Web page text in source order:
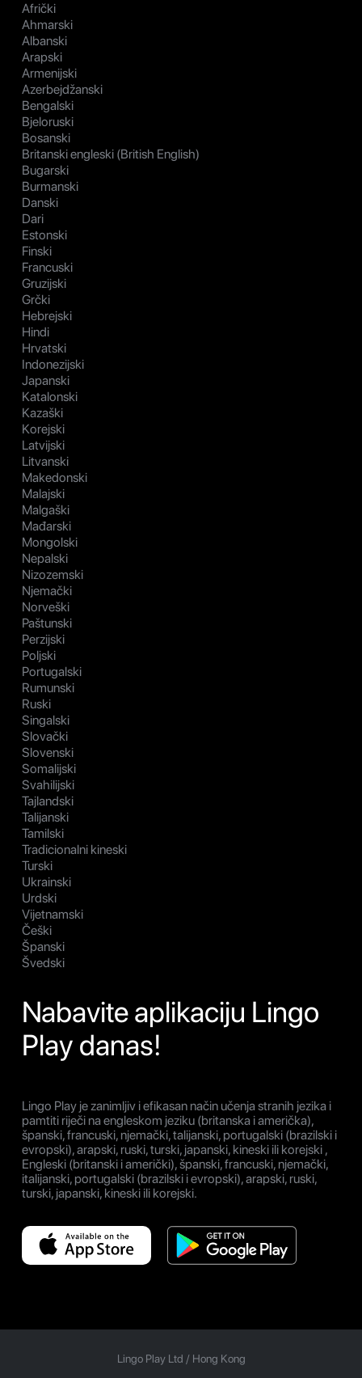
Afrički
Ahmarski
Albanski
Arapski
Armenijski
Azerbejdžanski
Bengalski
Bjeloruski
Bosanski
Britanski engleski (British English)
Bugarski
Burmanski
Danski
Dari
Estonski
Finski
Francuski
Gruzijski
Grčki
Hebrejski
Hindi
Hrvatski
Indonezijski
Japanski
Katalonski
Kazaški
Korejski
Latvijski
Litvanski
Makedonski
Malajski
Malgaški
Mađarski
Mongolski
Nepalski
Nizozemski
Njemački
Norveški
Paštunski
Perzijski
Poljski
Portugalski
Rumunski
Ruski
Singalski
Slovački
Slovenski
Somalijski
Svahilijski
Tajlandski
Talijanski
Tamilski
Tradicionalni kineski
Turski
Ukrainski
Urdski
Vijetnamski
Češki
Španski
Švedski
Nabavite aplikaciju Lingo
Play danas!
Lingo Play je zanimljiv i efikasan način učenja stranih jezika i
pamtiti riječi na engleskom jeziku (britanska i američka),
španski, francuski, njemački, talijanski, portugalski (brazilski i
evropski), arapski, ruski, turski, japanski, kineski ili korejski ,
Engleski (britanski i američki), španski, francuski, njemački,
italijanski, portugalski (brazilski i evropski), arapski, ruski,
turski, japanski, kineski ili korejski.
Lingo Play Ltd / Hong Kong